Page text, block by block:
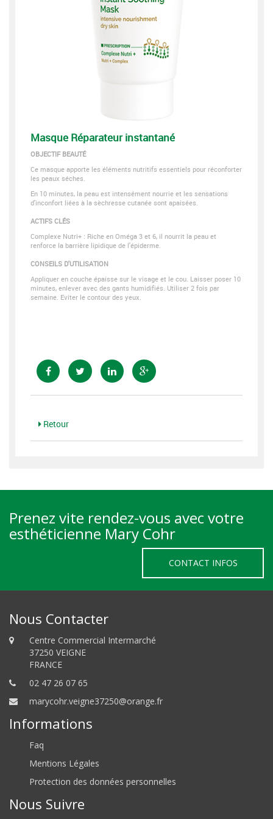
Masque Réparateur instantané
OBJECTIF BEAUTÉ
Ce masque apporte les éléments nutritifs essentiels pour réconforter
les peaux séches.
En 10 minutes, la peau est intensément nourrie et les sensations
d'inconfort liées à la sèchresse cutanée sont apaisées.
ACTIFS CLÉS
Complexe Nutri+ : Riche en Oméga 3 et 6, il nourrit la peau et
renforce la barrière lipidique de l'épiderme.
CONSEILS D'UTILISATION
Appliquer en couche épaisse sur le visage et le cou. Laisser poser 10
minutes, enlever avec des gants humidifiés. Utiliser 2 fois par
semaine. Eviter le contour des yeux.
Retour
Prenez vite rendez-vous avec votre
esthéticienne Mary Cohr
CONTACT INFOS
Nous Contacter
Centre Commercial Intermarché
37250 VEIGNE
FRANCE
02 47 26 07 65
marycohr.veigne37250@orange.fr
Informations
Faq
Mentions Légales
Protection des données personnelles
Nous Suivre